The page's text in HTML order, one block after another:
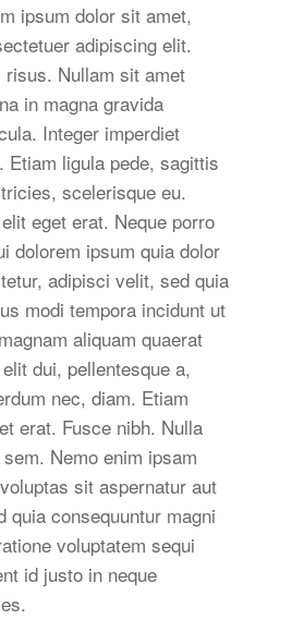
ipsum dolor sit amet,
adipiscing elit.
risus. Nullam sit amet
in magna gravida
Integer imperdiet
Etiam ligula pede, sagittis
scelerisque eu.
eget erat. Neque porro
dolorem ipsum quia dolor
adipisci velit, sed quia
modi tempora incidunt ut
aliquam quaerat
dui, pellentesque a,
nec, diam. Etiam
erat. Fusce nibh. Nulla
Nemo enim ipsam
sit aspernatur aut
quia consequuntur magni
voluptatem sequi
id justo in neque